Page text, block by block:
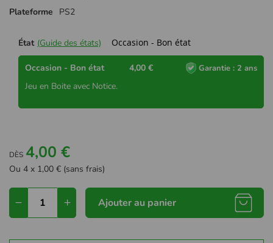
Plateforme
PS2
État (Guide des états) Occasion - Bon état
Occasion - Bon état 4,00 € Garantie : 2 ans
Jeu en Boite avec Notice.
DÈS 4,00 €
Ou 4 x 1,00 € (sans frais)
Ajouter au panier